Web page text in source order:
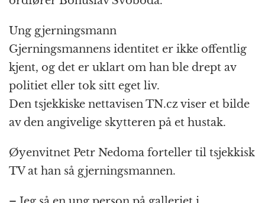
Ung gjerningsmann
Gjerningsmannens identitet er ikke offentlig
kjent, og det er uklart om han ble drept av
politiet eller tok sitt eget liv.
Den tsjekkiske nettavisen TN.cz viser et bilde
av den angivelige skytteren på et hustak.
Øyenvitnet Petr Nedoma forteller til tsjekkisk
TV at han så gjerningsmannen.